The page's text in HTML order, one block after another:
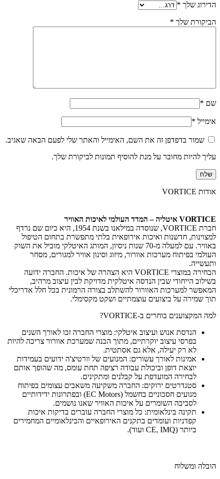
הדירוג שלך *
הביקורת שלך *
שם *
אימייל *
שמור בדפדפן זה את השם, האימייל והאתר שלי לפעם הבאה שאגיב.
עליך להיות מחובר על מנת להוסיף תמונות לביקורת שלך.
אודות VORTICE
VORTICE איטליה – המדד העולמי לאיכות האוויר
חברת VORTICE, שנוסדה במילאנו בשנת 1954, היא כיום שם נרדף
למצוינות, חדשנות ואיכות אירופאית בלתי מתפשרת בתחום הטיפול
באוויר. עם למעלה מ-70 שנות ניסיון, המותג האיטלקי מוביל את השוק
העולמי בפיתוח מערכות אוורור, מיזוג וסינון אוויר למגורים, מסחר
ותעשייה.
הבחירה במוצרי VORTICE היא הצהרה של איכות. החברה ידועה
בשילוב הייחודי שבין הנדסה איטלקית מדויקת לבין עיצוב מרהיב,
המאפשר למערכות האוורור להשתלב בצורה הרמונית בכל חלל אדריכלי
תוך שמירה על ביצועים עוצמתיים ושקט מקסימלי.
למה המקצוענים בוחרים ב-VORTICE?
הנדסת אנוש ועיצוב איטלקי: מוצרי החברה זכו לאורך השנים
בפרסי עיצוב יוקרתיים, מתוך הבנה שמערכת אוורור צריכה להיות
לא רק יעילה, אלא גם אסתטית.
אמינות לאורך עשורים: המנועים של וורטיצ'ה ידועים בעמידות
יוצאת דופן וביכולת עבודה רציפה תחת עומס, מה שהופך אותם
לבחירה המועדפת על קבלנים ומתקינים.
סטנדרטים ירוקים: החברה משקיעה משאבים עצומים בפיתוח
מנועים חסכוניים בחשמל (EC Motors) ובפתרונות ידידותיים
לסביבה השומרים על איכות האוויר שאנו נושמים.
תקינה בינלאומית: כל מוצרי החברה עוברים בדיקות איכות
קפדניות ועומדים בתקנים האירופאיים והבינלאומיים המחמירים
ביותר (CE, IMQ ועוד).
הובלה ומשלוח